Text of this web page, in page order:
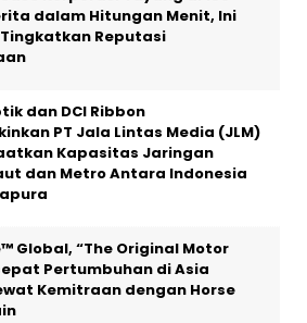
dalam Hitungan Menit, Ini
Reputasi
dan DCI Ribbon
PT Jala Lintas Media (JLM)
Kapasitas Jaringan
dan Metro Antara Indonesia
Global, “The Original Motor
Pertumbuhan di Asia
Kemitraan dengan Horse